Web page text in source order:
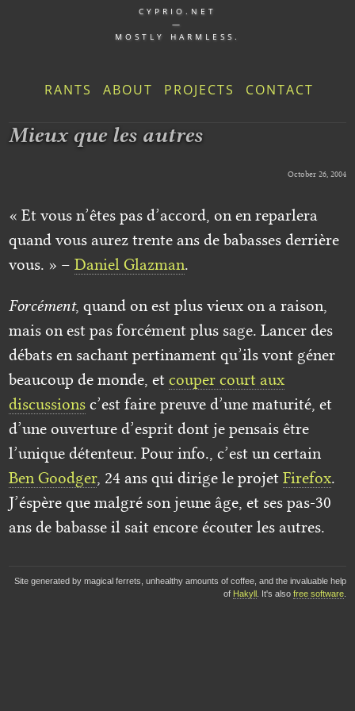
CYPRIO.NET
—
MOSTLY HARMLESS.
RANTS ABOUT PROJECTS CONTACT
Mieux que les autres
October 26, 2004
« Et vous n’êtes pas d’accord, on en reparlera
quand vous aurez trente ans de babasses derrière
vous. » –Daniel Glazman.
Forcément, quand on est plus vieux on a raison,
mais on est pas forcément plus sage. Lancer des
débats en sachant pertinament qu’ils vont géner
beaucoup de monde, etcouper court aux
discussions c’est faire preuve d’une maturité, et
d’une ouverture d’esprit dont je pensais être
l’unique détenteur. Pour info., c’est un certain
Ben Goodger, 24 ans qui dirige le projetFirefox.
J’éspère que malgré son jeune âge, et ses pas-30
ans de babasse il sait encore écouter les autres.
Site generated by magical ferrets, unhealthy amounts of coffee, and the invaluable help
of Hakyll . It's also free software.